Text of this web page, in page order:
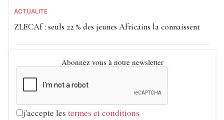
ACTUALITE
ZLECAf : seuls 22 % des jeunes Africains la connaissent
Abonnez vous à notre newsletter
j'accepte les termes et conditions